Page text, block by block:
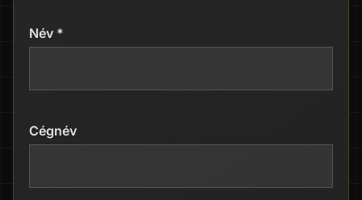
Név *
Cégnév